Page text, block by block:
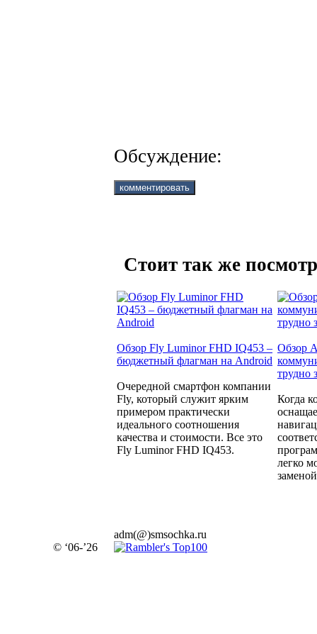
Обсуждение:
Стоит так же
Обзор Fly Luminor FHD IQ453 –
бюджетный флагман на Android
Очередной смартфон компании
Fly, который служит ярким
примером практически
идеального соотношения
качества и стоимости. Все это
Fly Luminor FHD IQ453.
Обзор
трудно
Когда
легко
© ‘06-’26
adm(@)smsochka.ru